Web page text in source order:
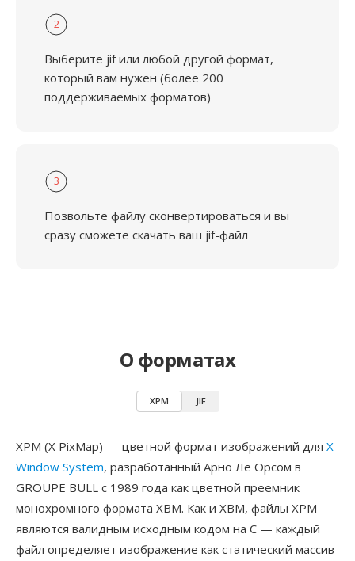
2
Выберите jif или любой другой формат,
который вам нужен (более 200
поддерживаемых форматов)
3
Позвольте файлу сконвертироваться и вы
сразу сможете скачать ваш jif-файл
О форматах
XPM JIF
XPM (X PixMap) — цветной формат изображений для X
Window System, разработанный Арно Ле Орсом в
GROUPE BULL с 1989 года как цветной преемник
монохромного формата XBM. Как и XBM, файлы XPM
являются валидным исходным кодом на C — каждый
файл определяет изображение как статический массив